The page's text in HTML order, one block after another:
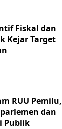
Fiskal dan
Kejar Target
RUU Pemilu,
dan
Publik